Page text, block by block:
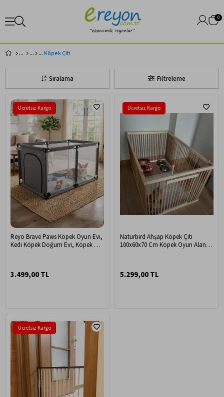
0
Köpek Çiti
Filtreleme
Sıralama
Reyo Brave Paws Köpek Oyun Evi,
Kedi Köpek Doğum Evi, Köpek Çiti
3.499,00 TL
Ücretsiz Kargo
Naturbird Ahşap Köpek Çiti
100x60x70 Cm Köpek Oyun Alanı,
5.299,00 TL
Ücretsiz Kargo
Ücretsiz Kargo